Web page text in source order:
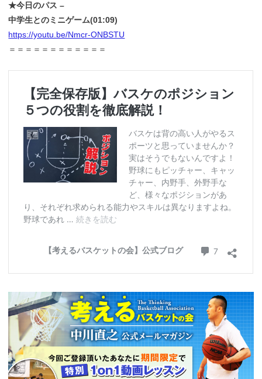
★今日のパス –
中学生とのミニゲーム(01:09)
https://youtu.be/Nmcr-ONBSTU
＝＝＝＝＝＝＝＝＝＝＝＝